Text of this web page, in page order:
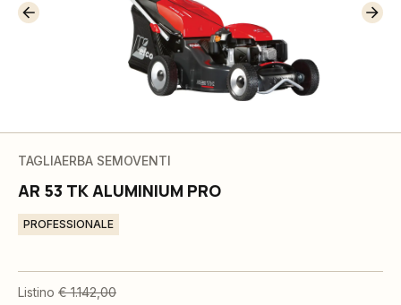
TAGLIAERBA SEMOVENTI
AR 53 TK ALUMINIUM PRO
PROFESSIONALE
Listino € 1.142,00